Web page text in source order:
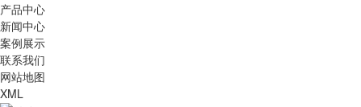
产品中心
新闻中心
案例展示
联系我们
网站地图
XML